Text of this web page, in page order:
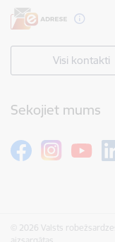
Visi kontakti
Sekojiet mums
© 2026 Valsts